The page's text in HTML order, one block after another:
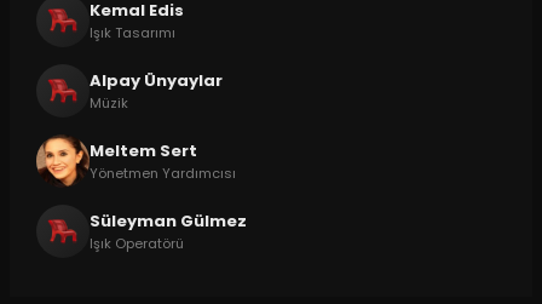
Kemal Edis
Işık Tasarımı
Alpay Ünyaylar
Müzik
Meltem Sert
Yönetmen Yardımcısı
Süleyman Gülmez
Işık Operatörü